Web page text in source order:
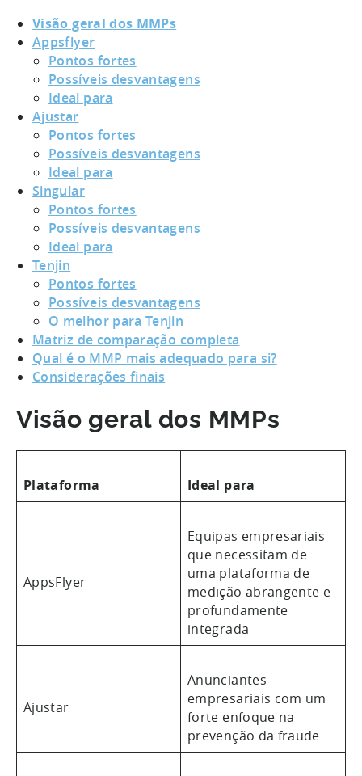
Visão geral dos MMPs
Appsflyer
Pontos fortes
Possíveis desvantagens
Ideal para
Ajustar
Pontos fortes
Possíveis desvantagens
Ideal para
Singular
Pontos fortes
Possíveis desvantagens
Ideal para
Tenjin
Pontos fortes
Possíveis desvantagens
O melhor para Tenjin
Matriz de comparação completa
Qual é o MMP mais adequado para si?
Considerações finais
Visão geral dos MMPs
Plataforma Ideal para
AppsFlyer
Equipas empresariais
que necessitam de
uma plataforma de
medição abrangente e
profundamente
integrada
Ajustar
Anunciantes
empresariais com um
forte enfoque na
prevenção da fraude